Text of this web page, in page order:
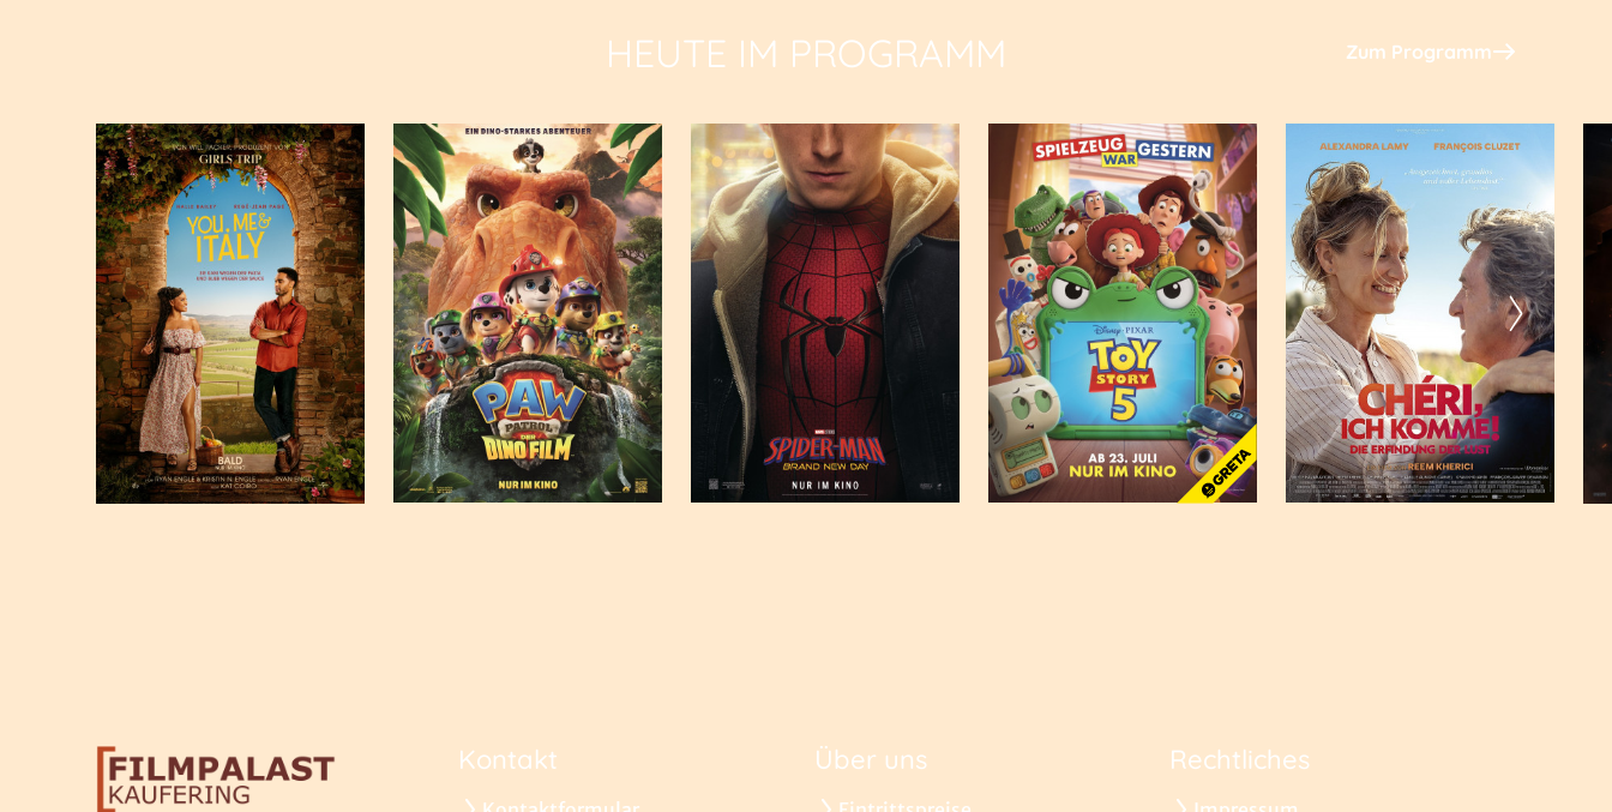
HEUTE IM PROGRAMM Zum Programm
Kontakt Über uns Rechtliches